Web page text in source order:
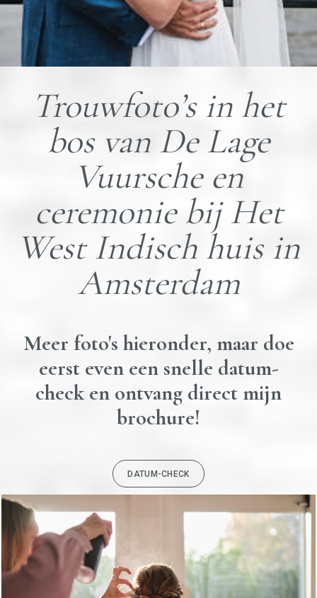
Trouwfoto’s in het
bos van De Lage
Vuursche en
ceremonie bij Het
West Indisch huis in
Amsterdam
Meer foto's hieronder, maar doe
eerst even een snelle datum-
check en ontvang direct mijn
brochure!
DATUM-CHECK